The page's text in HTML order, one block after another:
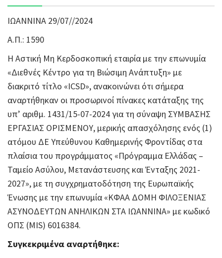
ΙΩΑΝΝΙΝΑ 29/07//2024
Α.Π.: 1590
Η Αστική Μη Κερδοσκοπική εταιρία με την επωνυμία
«Διεθνές Κέντρο για τη Βιώσιμη Ανάπτυξη» με
διακριτό τίτλο «ICSD», ανακοινώνει ότι σήμερα
αναρτήθηκαν οι προσωρινοί πίνακες κατάταξης της
υπ’ αριθμ. 1431/15-07-2024 για τη σύναψη ΣΥΜΒΑΣΗΣ
ΕΡΓΑΣΙΑΣ ΟΡΙΣΜΕΝΟΥ, μερικής απασχόλησης ενός (1)
ατόμου ΔΕ Υπεύθυνου Καθημερινής Φροντίδας στα
πλαίσια του προγράμματος «Πρόγραμμα Ελλάδας –
Ταμείο Ασύλου, Μετανάστευσης και Ένταξης 2021-
2027», με τη συγχρηματοδότηση της Ευρωπαϊκής
Ένωσης με την επωνυμία «ΚΦΑΑ ΔΟΜΗ ΦΙΛΟΞΕΝΙΑΣ
ΑΣΥΝΟΔΕΥΤΩΝ ΑΝΗΛΙΚΩΝ ΣΤΑ ΙΩΑΝΝΙΝΑ» με κωδικό
ΟΠΣ (MIS) 6016384.
Συγκεκριμένα αναρτήθηκε: